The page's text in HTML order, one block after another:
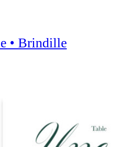
• Brindille